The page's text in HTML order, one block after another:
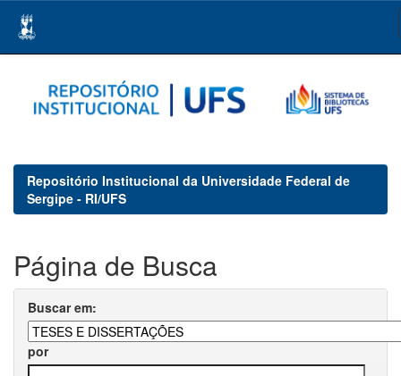
navigation
Repositório Institucional da Universidade Federal de
Sergipe - RI/UFS
Página de Busca
Buscar em:
por